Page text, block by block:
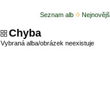
Seznam alb
Chyba
Vybraná alba/obrázek neexistuje